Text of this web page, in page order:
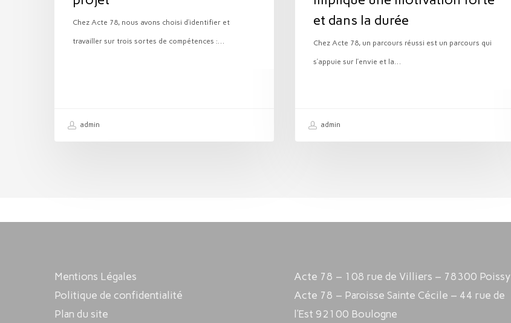
Chez Acte 78, nous avons choisi d’identifier et
travailler sur trois sortes de compétences :…
admin
et dans la durée
Chez Acte 78, un parcours réussi est un parcours qui
s’appuie sur l’envie et la…
admin
Mentions Légales
Politique de confidentialité
Plan du site
Acte 78 – 108 rue de Villiers – 78300 Poissy
Acte 78 – Paroisse Sainte Cécile – 44 rue de
l’Est 92100 Boulogne